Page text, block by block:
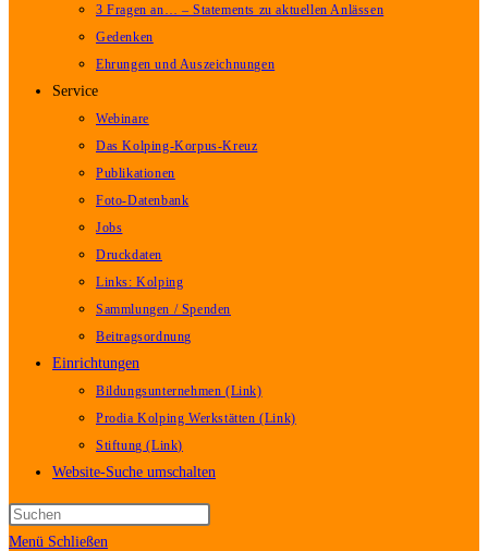
3 Fragen an… – Statements zu aktuellen Anlässen
Gedenken
Ehrungen und Auszeichnungen
Service
Webinare
Das Kolping-Korpus-Kreuz
Publikationen
Foto-Datenbank
Jobs
Druckdaten
Links: Kolping
Sammlungen / Spenden
Beitragsordnung
Einrichtungen
Bildungsunternehmen (Link)
Prodia Kolping Werkstätten (Link)
Stiftung (Link)
Website-Suche umschalten
Menü Schließen